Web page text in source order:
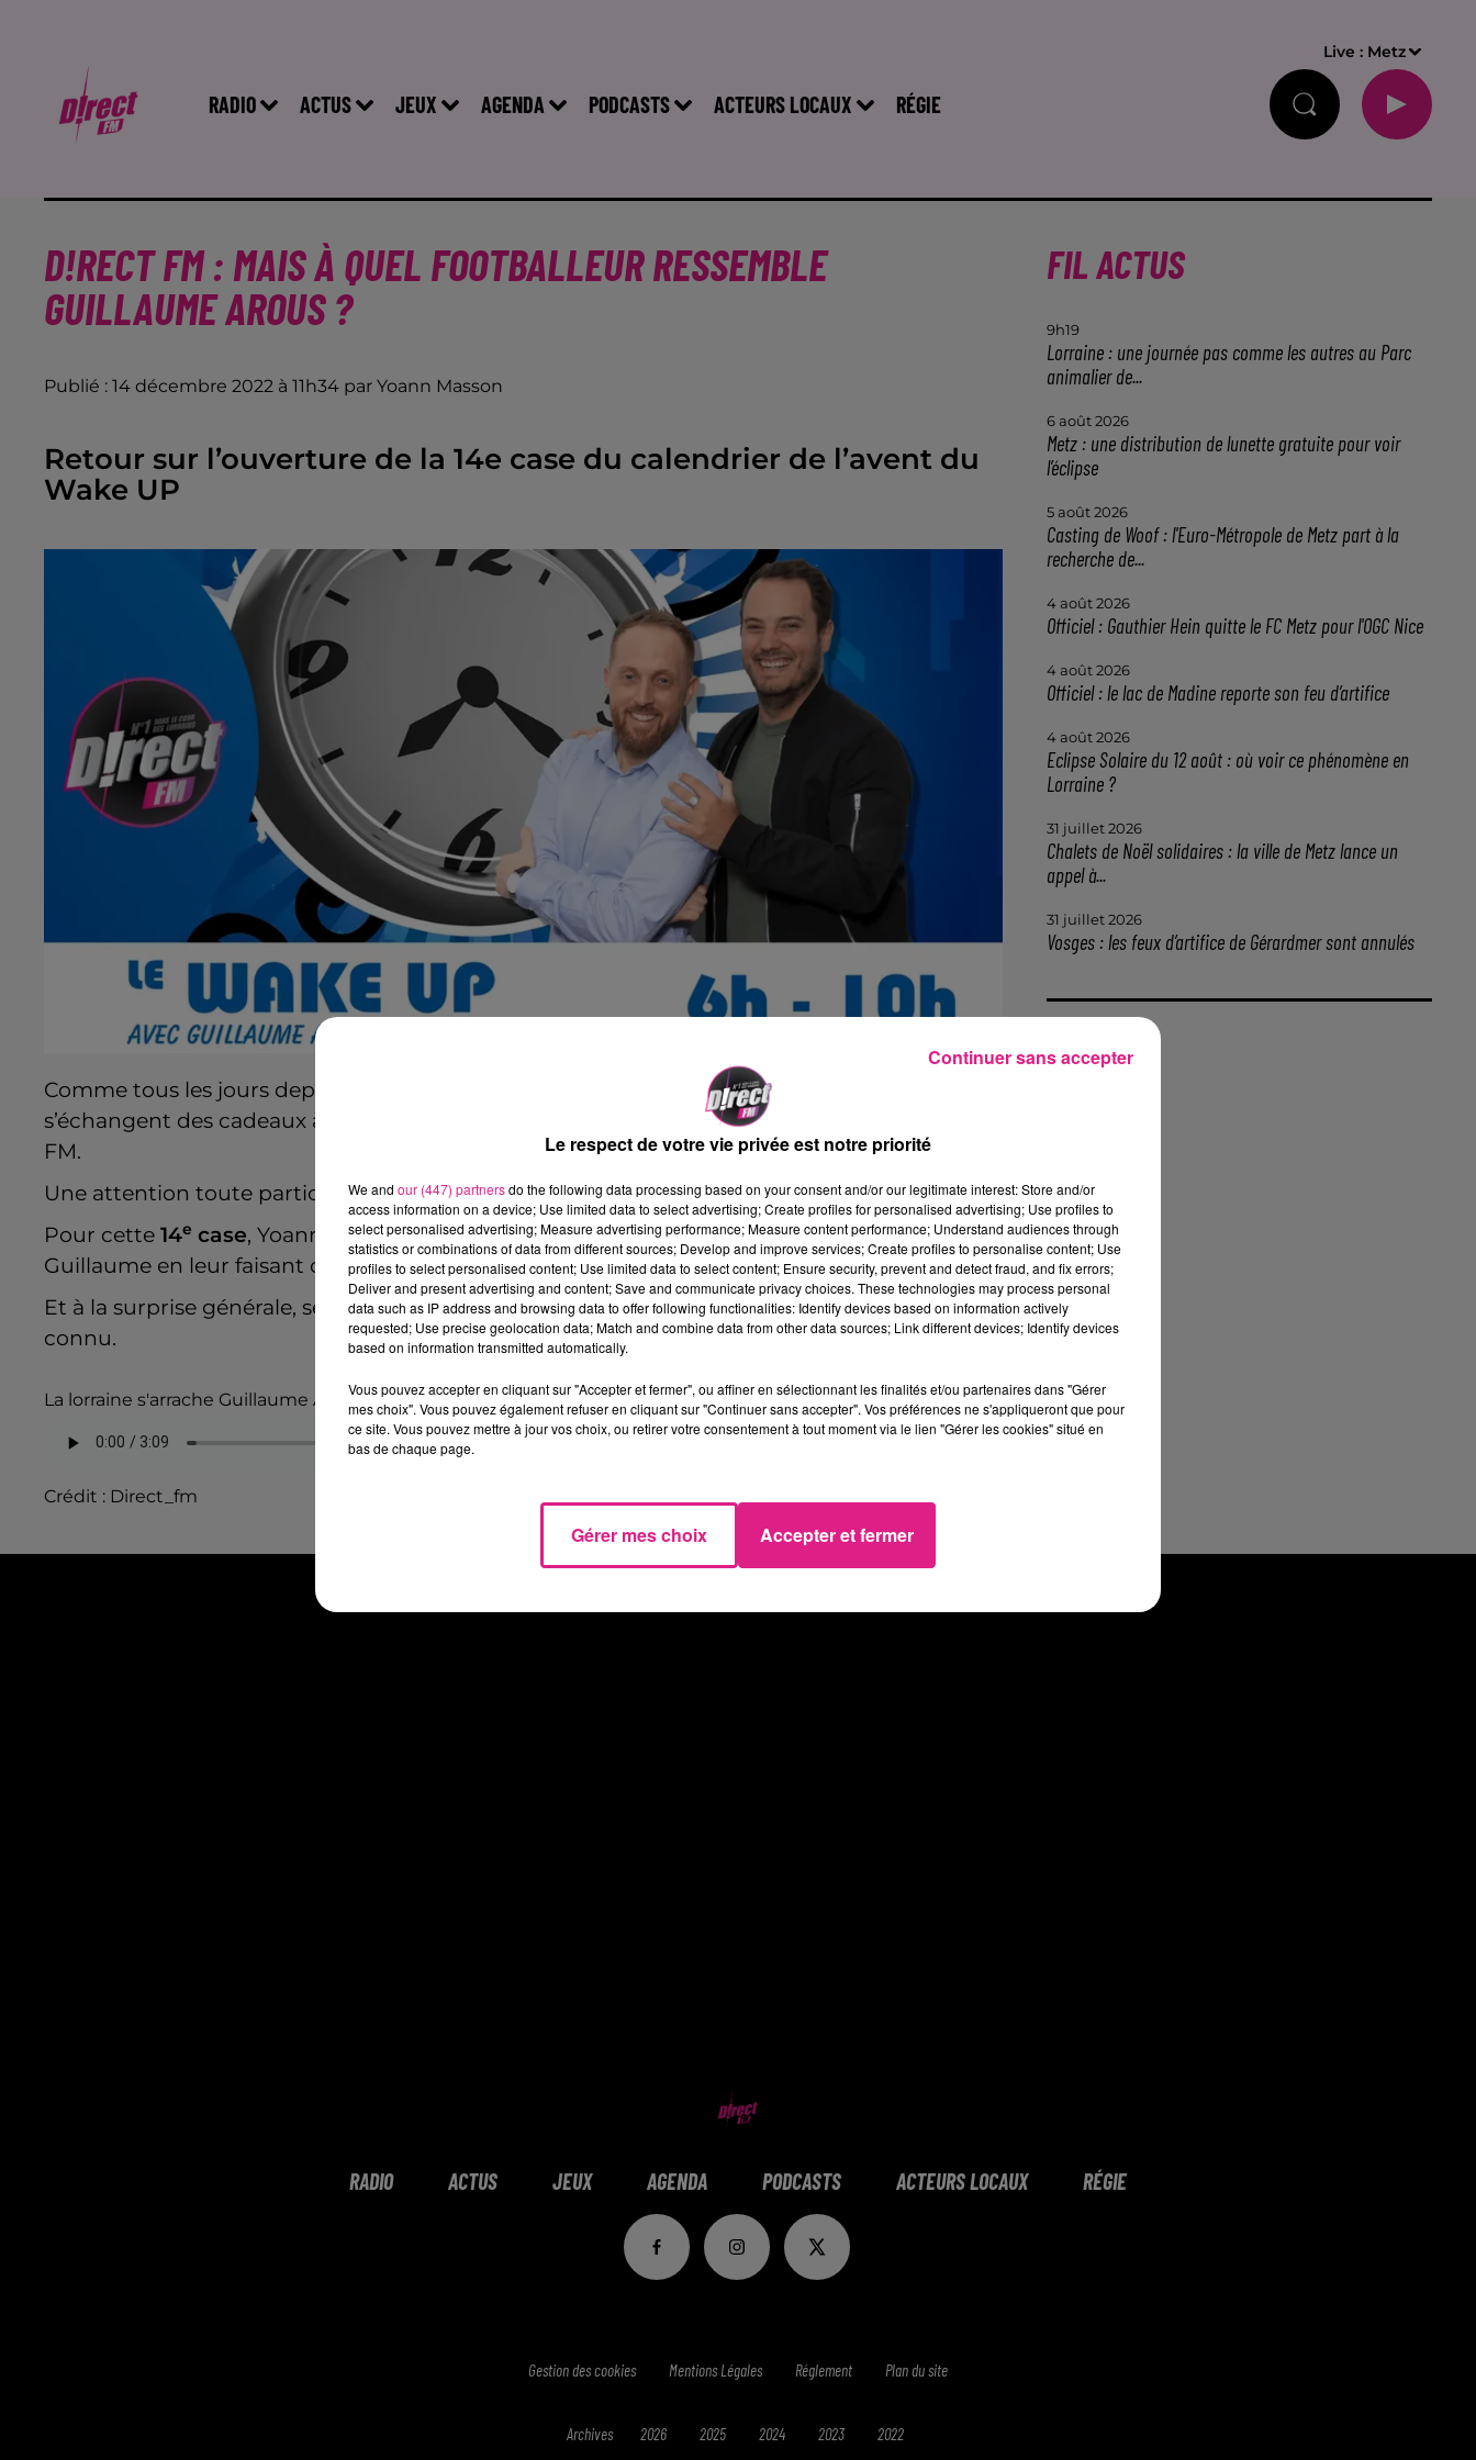
RADIO ACTUS JEUX AGENDA PODCASTS ACTEURS LOCAUX RÉGIE
Live : Metz
D!RECT FM : MAIS À QUEL FOOTBALLEUR RESSEMBLE
GUILLAUME AROUS ?
Publié : 14 décembre 2022 à 11h34 par Yoann Masson
Retour sur l’ouverture de la 14e case du calendrier de l’avent du
Wake UP
Comme tous les jours depuis le 1 etYoann Masson
s’échangent des cadeaux à travers un
à la sauce Wake Up de D!RECT
FM.
Une attention toute particulière qui ne doit pas dépasser la somme de 5€.
Pour cette 14e case, Yoann est parti à la rencontre des lorraines avec des photos de
Guillaume en leur faisant croire que notre Guigui national allait concourir àMister France.
Et à la surprise générale, selon vous, il a des chances... Et il ressemble à un footballeur très
connu.
La lorraine s'arrache Guillaume Arous
Crédit : Direct_fm
FIL ACTUS
9h19
Lorraine : une journée pas comme les autres au Parc
animalier de...
6 août 2026
Metz : une distribution de lunette gratuite pour voir
l’éclipse
5 août 2026
Casting de Woof : l'Euro-Métropole de Metz part à la
recherche de...
4 août 2026
Officiel : Gauthier Hein quitte le FC Metz pour l'OGC Nice
4 août 2026
Officiel : le lac de Madine reporte son feu d’artifice
4 août 2026
Eclipse Solaire du 12 août : où voir ce phénomène en
Lorraine ?
31 juillet 2026
Chalets de Noël solidaires : la ville de Metz lance un
appel à...
31 juillet 2026
Vosges : les feux d’artifice de Gérardmer sont annulés
RADIO ACTUS JEUX AGENDA PODCASTS ACTEURS LOCAUX RÉGIE
Gestion des cookies Mentions Légales Réglement Plan du site
Archives 2026 2025 2024 2023 2022
Le respect de votre vie privée est notre priorité
We and our (447) partnersdo the following data processing based on your consent and/or our legitimate interest: Store and/or
access information on a device; Use limited data to select advertising; Create profiles for personalised advertising; Use profiles to
select personalised advertising; Measure advertising performance; Measure content performance; Understand audiences through
statistics or combinations of data from different sources; Develop and improve services; Create profiles to personalise content; Use
profiles to select personalised content; Use limited data to select content; Ensure security, prevent and detect fraud, and fix errors;
Deliver and present advertising and content; Save and communicate privacy choices. These technologies may process personal
data such as IP address and browsing data to offer following functionalities: Identify devices based on information actively
requested; Use precise geolocation data; Match and combine data from other data sources; Link different devices; Identify devices
based on information transmitted automatically.
Vous pouvez accepter en cliquant sur "Accepter et fermer", ou affiner en sélectionnant les finalités et/ou partenaires dans "Gérer
mes choix". Vous pouvez également refuser en cliquant sur "Continuer sans accepter". Vos préférences ne s'appliqueront que pour
ce site. Vous pouvez mettre à jour vos choix, ou retirer votre consentement à tout moment via le lien "Gérer les cookies" situé en
bas de chaque page.
Gérer mes choix Accepter et fermer
Continuer sans accepter